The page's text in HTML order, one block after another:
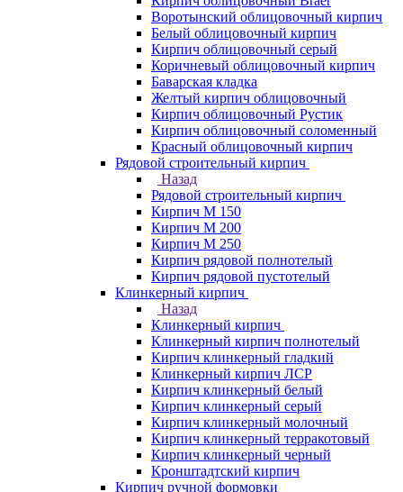
Воротынский облицовочный кирпич
Белый облицовочный кирпич
Кирпич облицовочный серый
Коричневый облицовочный кирпич
Баварская кладка
Желтый кирпич облицовочный
Кирпич облицовочный Рустик
Кирпич облицовочный соломенный
Красный облицовочный кирпич
Рядовой строительный кирпич
Назад
Рядовой строительный кирпич
Кирпич М 150
Кирпич М 200
Кирпич М 250
Кирпич рядовой полнотелый
Кирпич рядовой пустотелый
Клинкерный кирпич
Назад
Клинкерный кирпич
Клинкерный кирпич полнотелый
Кирпич клинкерный гладкий
Клинкерный кирпич ЛСР
Кирпич клинкерный белый
Кирпич клинкерный серый
Кирпич клинкерный молочный
Кирпич клинкерный терракотовый
Кирпич клинкерный черный
Кронштадтский кирпич
Кирпич ручной формовки